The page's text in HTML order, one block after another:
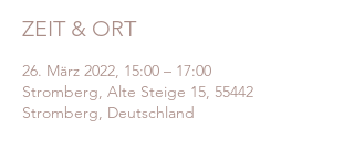
ZEIT & ORT
26. März 2022, 15:00 – 17:00
Stromberg, Alte Steige 15, 55442
Stromberg, Deutschland